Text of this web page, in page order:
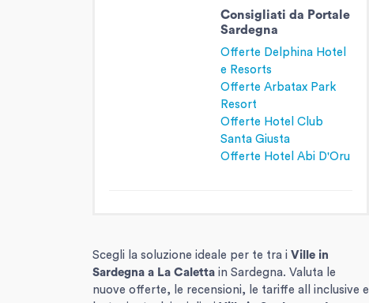
Consigliati da Portale
Sardegna
Offerte Delphina Hotel
e Resorts
Offerte Arbatax Park
Resort
Offerte Hotel Club
Santa Giusta
Offerte Hotel Abi D'Oru
Scegli la soluzione ideale per te tra i Ville in
Sardegna a La Caletta in Sardegna. Valuta le
nuove offerte, le recensioni, le tariffe all inclusive e